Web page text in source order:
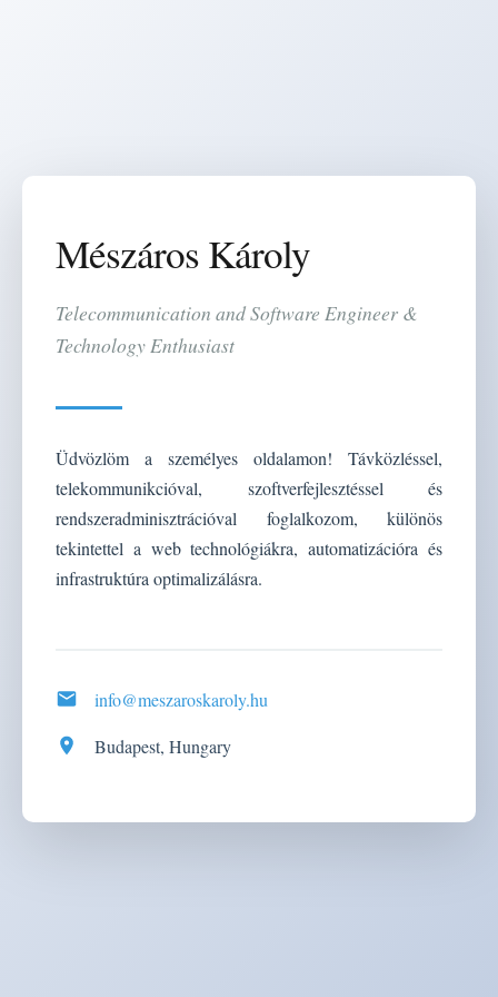
Mészáros Károly
Telecommunication and Software Engineer &
Technology Enthusiast
Üdvözlöm a személyes oldalamon! Távközléssel,
telekommunikcióval, szoftverfejlesztéssel és
rendszeradminisztrációval foglalkozom, különös
tekintettel a web technológiákra, automatizációra és
infrastruktúra optimalizálásra.
info@meszaroskaroly.hu
Budapest, Hungary